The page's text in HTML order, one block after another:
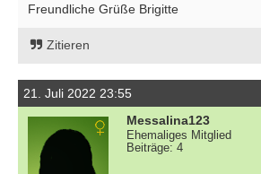
Freundliche Grüße Brigitte
Zitieren
21. Juli 2022 23:55
Messalina123
Ehemaliges Mitglied
Beiträge: 4